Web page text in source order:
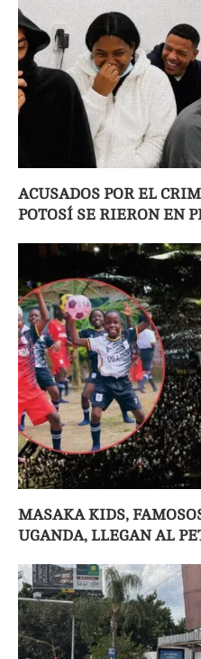
ACUSADOS POR EL
POTOSÍ SE RIERON EN
MASAKA KIDS,
UGANDA, LLEGAN AL